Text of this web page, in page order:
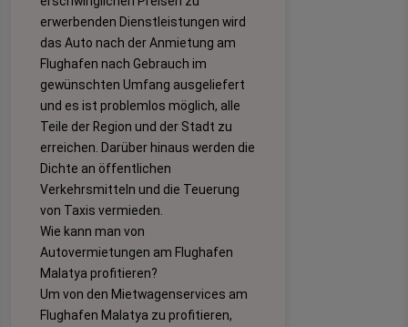
erwerbenden Dienstleistungen wird
das Auto nach der Anmietung am
Flughafen nach Gebrauch im
gewünschten Umfang ausgeliefert
und es ist problemlos möglich, alle
Teile der Region und der Stadt zu
erreichen. Darüber hinaus werden die
Dichte an öffentlichen
Verkehrsmitteln und die Teuerung
von Taxis vermieden.
Wie kann man von
Autovermietungen am Flughafen
Malatya profitieren?
Um von den Mietwagenservices am
Flughafen Malatya zu profitieren,